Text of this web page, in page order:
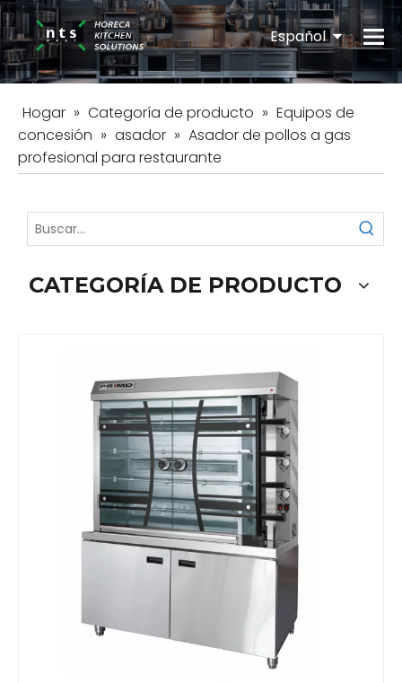
Español
English
Hogar » Categoría de producto » Equipos de
concesión » asador » Asador de pollos a gas
profesional para restaurante
CATEGORÍA DE PRODUCTO